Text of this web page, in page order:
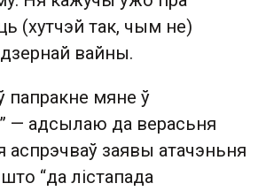
(хутчэй так, чым не)
вайны.
папракне мяне ў
— адсылаю да верасьня
аспрэчваў заявы атачэньня
“да лістапада